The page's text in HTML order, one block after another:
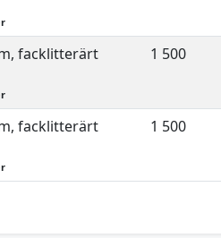
facklitterärt
1 500
facklitterärt
1 500